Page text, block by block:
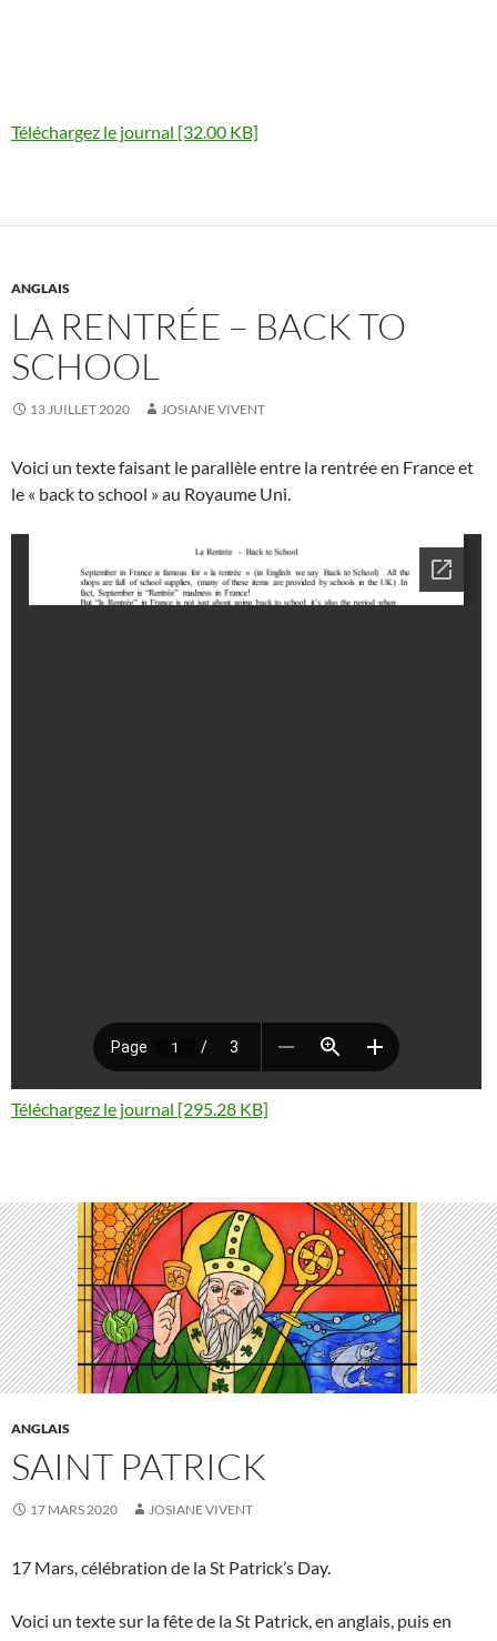
Téléchargez le journal [32.00 KB]
ANGLAIS
LA RENTRÉE – BACK TO
SCHOOL
13 JUILLET 2020 JOSIANE VIVENT
Voici un texte faisant le parallèle entre la rentrée en France et
le « back to school » au Royaume Uni.
Téléchargez le journal [295.28 KB]
ANGLAIS
SAINT PATRICK
17 MARS 2020 JOSIANE VIVENT
17 Mars, célébration de la St Patrick’s Day.
Voici un texte sur la fête de la St Patrick, en anglais, puis en